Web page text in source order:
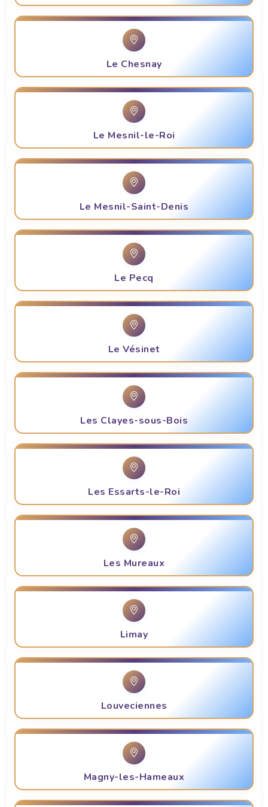
Le Chesnay
Le Mesnil-le-Roi
Le Mesnil-Saint-Denis
Le Pecq
Le Vésinet
Les Clayes-sous-Bois
Les Essarts-le-Roi
Les Mureaux
Limay
Louveciennes
Magny-les-Hameaux